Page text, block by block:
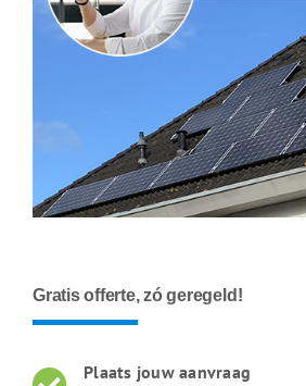
Gratis offerte, zó geregeld!
Plaats jouw aanvraag